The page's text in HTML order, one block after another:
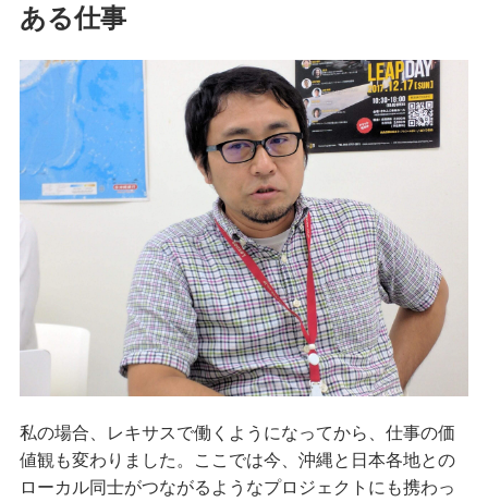
ある仕事
私の場合、レキサスで働くようになってから、仕事の価
値観も変わりました。ここでは今、沖縄と日本各地との
ローカル同士がつながるようなプロジェクトにも携わっ